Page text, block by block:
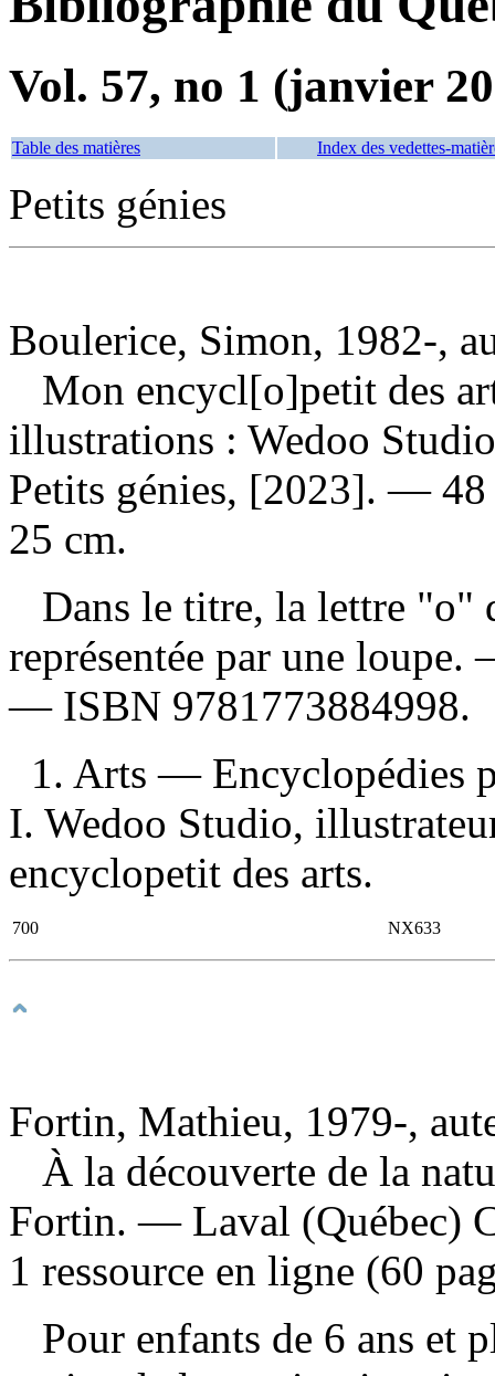
Vol. 57, no 1 (janvier
Table des matières Index des vedettes-
Petits génies
Boulerice, Simon, 1982-,
Mon encycl[o]petit des
illustrations : Wedoo
Petits génies, [2023]. —
25 cm.
Dans le titre, la lettre "o"
représentée par une
— ISBN 9781773884998.
1. Arts — Encyclopédies
I. Wedoo Studio,
encyclopetit des arts.
700 NX633
Fortin, Mathieu, 1979-,
À la découverte de la
Fortin. — Laval (Québec)
1 ressource en ligne (60
Pour enfants de 6 ans et